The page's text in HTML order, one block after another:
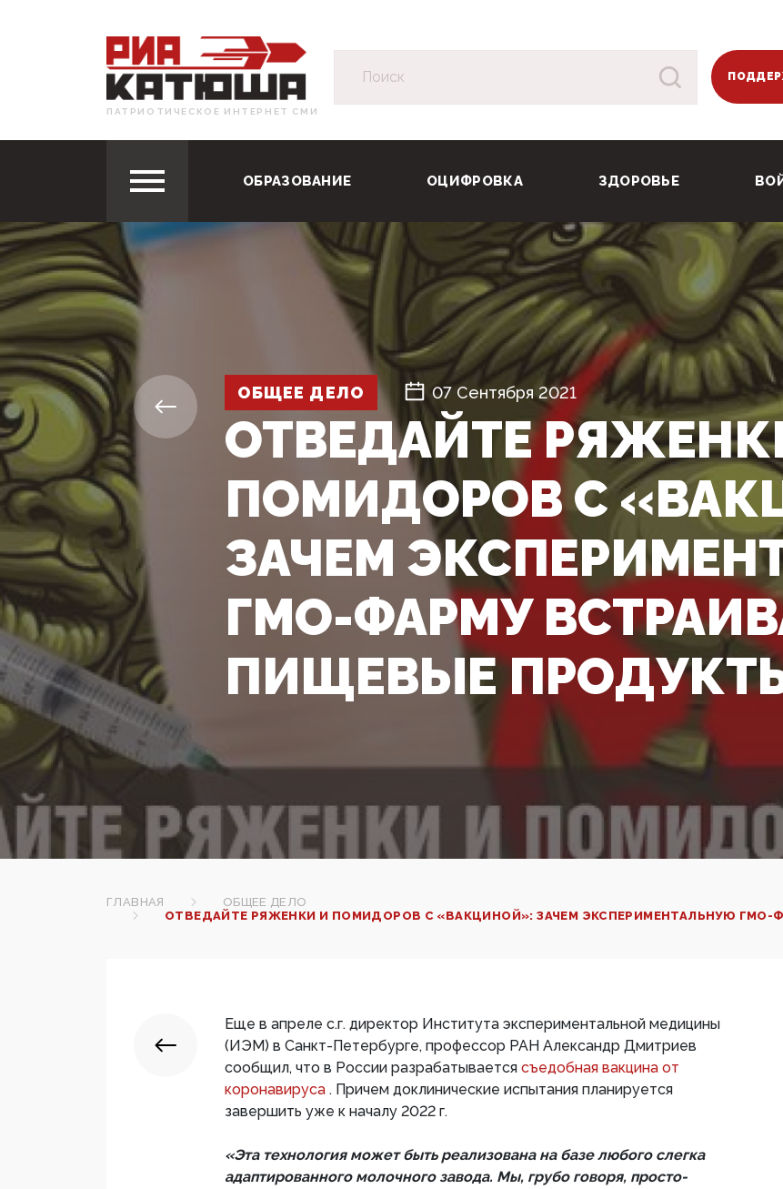
ПАТРИОТИЧЕСКОЕ ИНТЕРНЕТ СМИ
ОБРАЗОВАНИЕ ОЦИФРОВКА ЗДОРОВЬЕ
ОБЩЕЕ ДЕЛО 07 Сентября 2021
ОТВЕДАЙТЕ
ПОМИДОРОВ С
ЗАЧЕМ
ГМО-ФАРМУ
ПИЩЕВЫЕ
ГЛАВНАЯ
ОБЩЕЕ ДЕЛО
ОТВЕДАЙТЕ РЯЖЕНКИ И ПОМИДОРОВ С «ВАКЦИНОЙ»: ЗАЧЕМ ЭКСПЕРИМЕНТАЛЬНУЮ
Еще в апреле с.г. директор Института экспериментальной медицины
(ИЭМ) в Санкт-Петербурге, профессор РАН Александр Дмитриев
сообщил, что в России разрабатывается съедобная вакцина от
коронавируса . Причем доклинические испытания планируется
завершить уже к началу 2022 г.
«Эта технология может быть реализована на базе любого слегка
адаптированного молочного завода. Мы, грубо говоря, просто-